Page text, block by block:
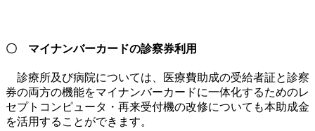
〇 マイナンバーカードの診察券利用
診療所及び病院については、医療費助成の受給者証と診察
券の両方の機能をマイナンバーカードに一体化するためのレ
セプトコンピュータ・再来受付機の改修についても本助成金
を活用することができます。